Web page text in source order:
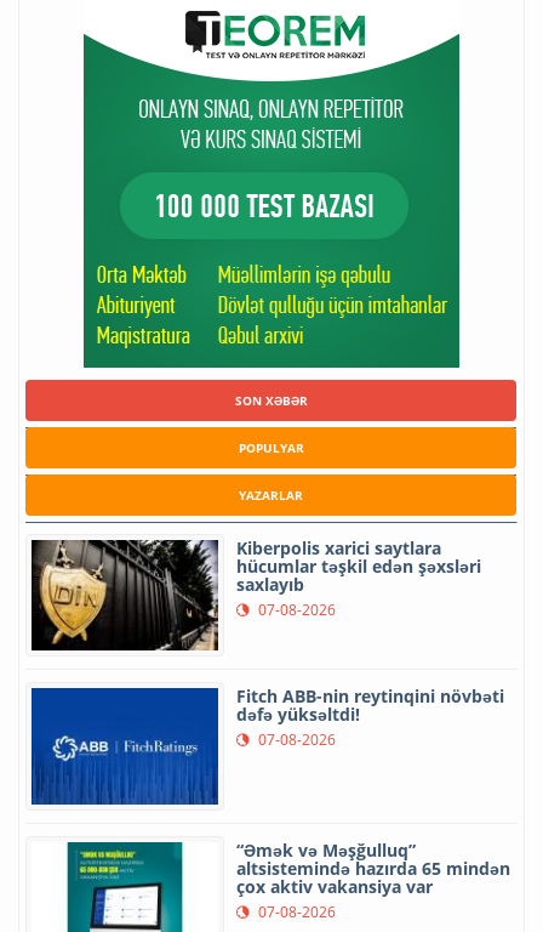
SON XƏBƏR
POPULYAR
YAZARLAR
Kiberpolis xarici saytlara
hücumlar təşkil edən şəxsləri
saxlayıb
07-08-2026
Fitch ABB-nin reytinqini növbəti
dəfə yüksəltdi!
07-08-2026
“Əmək və Məşğulluq”
altsistemində hazırda 65 mindən
çox aktiv vakansiya var
07-08-2026